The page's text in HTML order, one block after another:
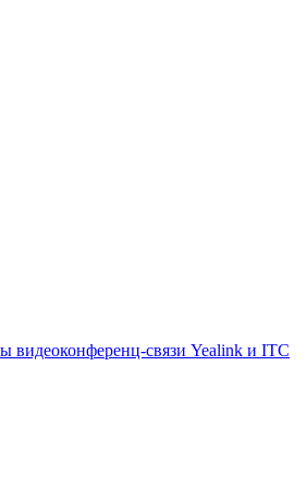
видеоконференц-связи Yealink и ITC